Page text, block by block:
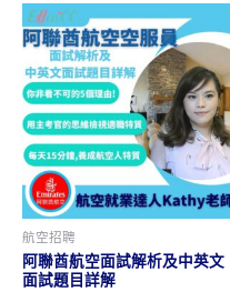
航空招聘
阿聯酋航空面試解析及中英文
面試題目詳解